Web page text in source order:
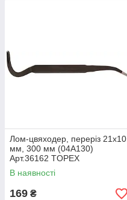
Лом-цвяходер, переріз 21х10
мм, 300 мм (04A130)
Арт.36162 TOPEX
В наявності
169 ₴